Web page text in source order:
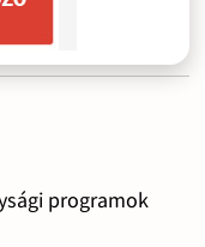
programok